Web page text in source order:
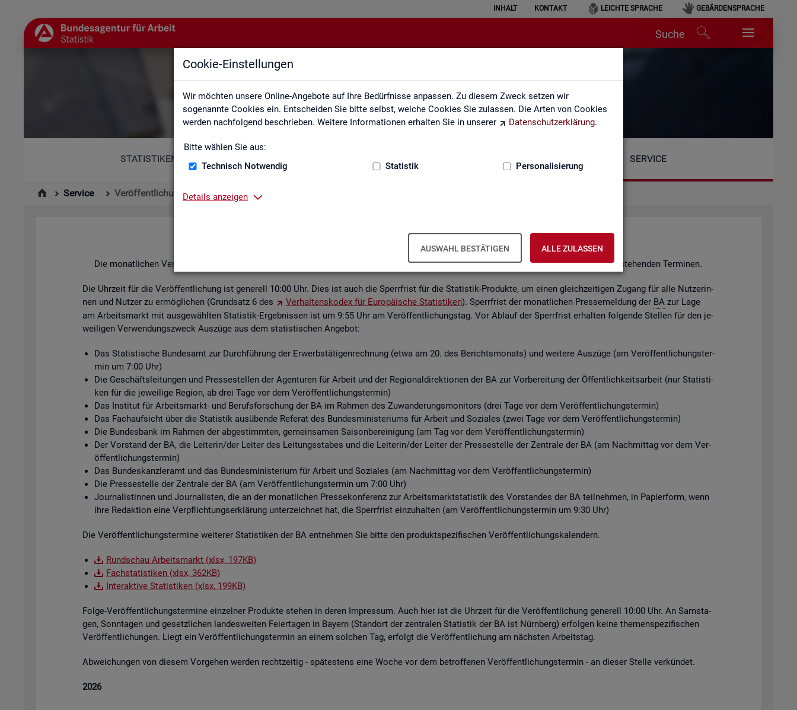
Cookie-Einstellungen
Wir möchten unsere Online-Angebote auf Ihre Bedürfnisse anpassen. Zu diesem Zweck setzen wir
sogenannte Cookies ein. Entscheiden Sie bitte selbst, welche Cookies Sie zulassen. Die Arten von Cookies
werden nachfolgend beschrieben. Weitere Informationen erhalten Sie in unserer
Datenschutzerklärung.
Bitte wählen Sie aus:
Technisch Notwendig
Statistik Personalisierung
Details anzeigen
AUSWAHL BESTÄTIGEN ALLE ZULASSEN
INHALT KONTAKT LEICHTE SPRACHE GEBÄRDENSPRACHE
Suche
Veröffentlichungskalender
STATISTIKEN SERVICE
Service Veröffentlichungskalender
Ver­öf­fent­li­chungs­ka­len­der
Die mo­nat­li­chen Ver­öf­fent­li­chun­gen der Sta­tis­ti­ken über den Ar­beits­markt in Deutsch­land und in den Re­gio­nen er­fol­gen an den unten ste­hen­den Ter­mi­nen.
Die Uhr­zeit für die Ver­öf­fent­li­chung ist ge­ne­rell 10:00 Uhr. Dies ist auch die Sperr­frist für die Sta­tis­tik-Pro­duk­te, um einen gleich­zei­ti­gen Zu­gang für alle Nut­ze­rin­
nen und Nut­zer zu er­mög­li­chen (Grund­satz 6 des
Ver­hal­tens­ko­dex für Eu­ro­päi­sche Sta­tis­ti­ken). Sperr­frist der mo­nat­li­chen Pres­se­mel­dung der BAzur Lage
am Ar­beits­markt mit aus­ge­wähl­ten Sta­tis­tik-Er­geb­nis­sen ist um 9:55 Uhr am Ver­öf­fent­li­chungs­tag. Vor Ab­lauf der Sperr­frist er­hal­ten fol­gen­de Stel­len für den je­
wei­li­gen Ver­wen­dungs­zweck Aus­zü­ge aus dem sta­tis­ti­schen An­ge­bot:
Das Sta­tis­ti­sche Bun­des­amt zur Durch­füh­rung der Er­werbs­tä­ti­gen­rech­nung (etwa am 20. des Be­richts­mo­nats) und wei­te­re Aus­zü­ge (am Ver­öf­fent­li­chungs­ter­
min um 7:00 Uhr)
Die Ge­schäfts­lei­tun­gen und Pres­se­stel­len der Agen­tu­ren für Ar­beit und der Re­gio­nal­di­rek­tio­nen der BA zur Vor­be­rei­tung der Öf­fent­lich­keits­ar­beit (nur Sta­tis­ti­
ken für die je­wei­li­ge Re­gi­on, ab drei Tage vor dem Ver­öf­fent­li­chungs­ter­min)
Das In­sti­tut für Ar­beits­markt- und Be­rufs­for­schung der BA im Rah­men des Zu­wan­de­rungs­mo­ni­tors (drei Tage vor dem Ver­öf­fent­li­chungs­ter­min)
Das Fach­auf­sicht über die Sta­tis­tik aus­üben­de Re­fe­rat des Bun­des­mi­nis­te­ri­ums für Ar­beit und So­zia­les (zwei Tage vor dem Ver­öf­fent­li­chungs­ter­min)
Die Bun­des­bank im Rah­men der ab­ge­stimm­ten, ge­mein­sa­men Sai­son­be­rei­ni­gung (am Tag vor dem Ver­öf­fent­li­chungs­ter­min)
Der Vor­stand der BA, die Lei­te­rin/der Lei­ter des Lei­tungs­sta­bes und die Lei­te­rin/der Lei­ter der Pres­se­stel­le der Zen­tra­le der BA (am Nach­mit­tag vor dem Ver­
öf­fent­li­chungs­ter­min)
Das Bun­des­kanz­ler­amt und das Bun­des­mi­nis­te­ri­um für Ar­beit und So­zia­les (am Nach­mit­tag vor dem Ver­öf­fent­li­chungs­ter­min)
Die Pres­se­stel­le der Zen­tra­le der BA (am Ver­öf­fent­li­chungs­ter­min um 7:00 Uhr)
Jour­na­lis­tin­nen und Jour­na­lis­ten, die an der mo­nat­li­chen Pres­se­kon­fe­renz zur Ar­beits­markt­sta­tis­tik des Vor­stan­des der BA teil­neh­men, in Pa­pier­form, wenn
ihre Re­dak­ti­on eine Ver­pflich­tungs­er­klä­rung un­ter­zeich­net hat, die Sperr­frist ein­zu­hal­ten (am Ver­öf­fent­li­chungs­ter­min um 9:30 Uhr)
Die Ver­öf­fent­li­chungs­ter­mi­ne wei­te­rer Sta­tis­ti­ken der BA ent­neh­men Sie bitte den pro­dukt­spe­zi­fi­schen Ver­öf­fent­li­chungs­ka­len­dern.
Rund­schau Ar­beits­markt (xlsx, 197KB)
Fach­sta­tis­ti­ken (xlsx, 362KB)
In­ter­ak­ti­ve Sta­tis­ti­ken (xlsx, 199KB)
Folge-Ver­öf­fent­li­chungs­ter­mi­ne ein­zel­ner Pro­duk­te ste­hen in deren Im­pres­sum. Auch hier ist die Uhr­zeit für die Ver­öf­fent­li­chung ge­ne­rell 10:00 Uhr. An Sams­ta­
gen, Sonn­ta­gen und ge­setz­li­chen lan­des­wei­ten Fei­er­ta­gen in Bay­ern (Stand­ort der zen­tra­len Sta­tis­tik der BA ist Nürn­berg) er­fol­gen keine the­men­spe­zi­fi­schen
Ver­öf­fent­li­chun­gen. Liegt ein Ver­öf­fent­li­chungs­ter­min an einem sol­chen Tag, er­folgt die Ver­öf­fent­li­chung am nächs­ten Ar­beits­tag.
Ab­wei­chun­gen von die­sem Vor­ge­hen wer­den recht­zei­tig - spä­tes­tens eine Woche vor dem be­trof­fe­nen Ver­öf­fent­li­chungs­ter­min - an die­ser Stel­le ver­kün­det.
2026